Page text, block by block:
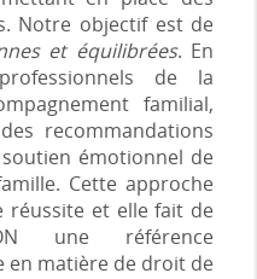
Notre objectif est de
et équilibrées. En
de la
familial,
recommandations
émotionnel de
Cette approche
réussite et elle fait de
une référence
en matière de droit de